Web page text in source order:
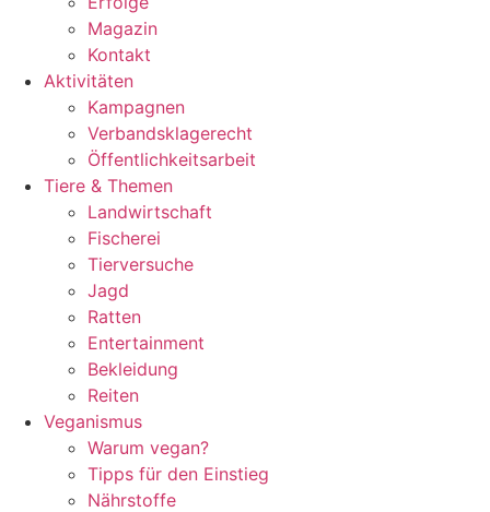
Magazin
Kontakt
Aktivitäten
Kampagnen
Verbandsklagerecht
Öffentlichkeitsarbeit
Tiere & Themen
Landwirtschaft
Fischerei
Tierversuche
Jagd
Ratten
Entertainment
Bekleidung
Reiten
Veganismus
Warum vegan?
Tipps für den Einstieg
Nährstoffe